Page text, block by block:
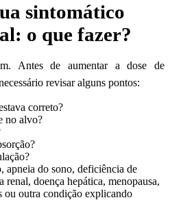
sintomático
o que fazer?
Antes de aumentar a dose de
revisar alguns pontos:
correto?
no alvo?
apneia do sono, deficiência de
renal, doença hepática, menopausa,
ou outra condição explicando